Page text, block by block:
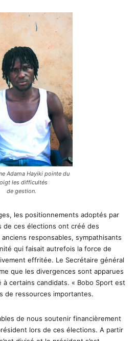
Adama Hayiki pointe du
les difficultés
de gestion.
les positionnements adoptés par
de ces élections ont créé des
responsables, sympathisants
qui faisait autrefois la force de
effritée. Le Secrétaire général
que les divergences sont apparues
certains candidats. « Bobo Sport est
de ressources importantes.
de nous soutenir financièrement
lors de ces élections. A partir